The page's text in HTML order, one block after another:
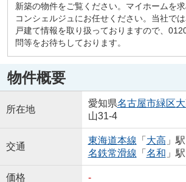
新築の物件をご覧ください。マイホームを
コンシェルジュにお任せください。当社で
戸建て情報を取り扱っておりますので、
問等をお待ちしております。
物件概要
所在地
愛知県名古屋市緑区
山31-4
交通
東海道本線 「 大高 」
名鉄常滑線 「 名和 」
価格 -